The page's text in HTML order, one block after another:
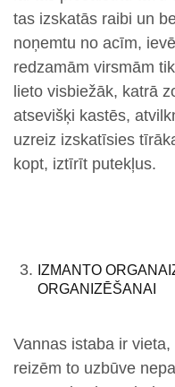
tas izskatās raibi un
noņemtu no acīm,
redzamām virsmām
lieto visbiežāk, katrā
atsevišķi kastēs,
uzreiz izskatīsies
kopt, iztīrīt putekļus.
IZMANTO
ORGANIZĒŠANAI
Vannas istaba ir
reizēm to uzbūve